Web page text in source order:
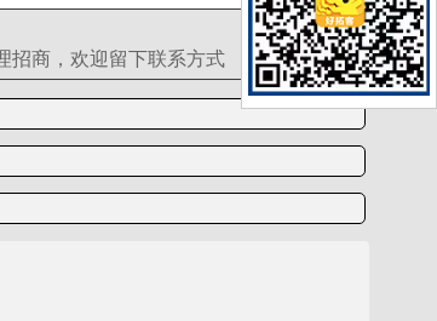
招商，欢迎留下联系方式